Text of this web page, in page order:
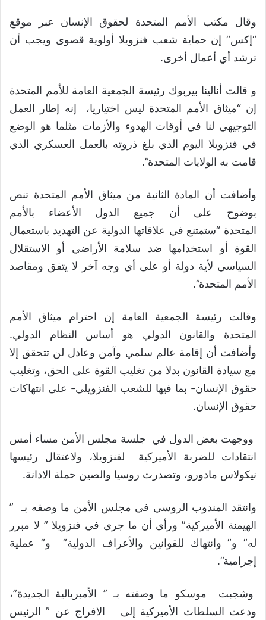
وقال مكتب الأمم المتحدة لحقوق الإنسان عبر موقع
“إكس” إن حماية شعب فنزويلا أولوية قصوى ويجب أن
ترشد أي أعمال أخرى.
و قالت أنالينا بيربوك رئيسة الجمعية العامة للأمم المتحدة
إن “ميثاق الأمم المتحدة ليس اختياريا، إنه إطار العمل
التوجيهي لنا في أوقات الهدوء والأزمات مثلما هو الوضع
في فنزويلا اليوم الذي بلغ ذروته بالعمل العسكري الذي
قامت به الولايات المتحدة”.
وأضافت أن المادة الثانية من ميثاق الأمم المتحدة تنص
بوضوح على أن جميع الدول الأعضاء بالأمم
المتحدة “ستمتنع في علاقاتها الدولية عن التهديد باستعمال
القوة أو استخدامها ضد سلامة الأراضي أو الاستقلال
السياسي لأية دولة أو على أي وجه آخر لا يتفق ومقاصد
الأمم المتحدة”.
وقالت رئيسة الجمعية العامة إن احترام ميثاق الأمم
المتحدة والقانون الدولي هو أساس النظام الدولي.
وأضافت أن إقامة عالم سلمي وآمن وعادل لن تتحقق إلا
مع سيادة القانون بدلا من تغليب القوة على الحق، وتغليب
حقوق الإنسان- بما فيها للشعب الفنزويلي- على انتهاكات
حقوق الإنسان.
ووجهت بعض الدول في جلسة مجلس الأمن مساء أمس
انتقادات للضربة الأميركية لفنزويلا، ولاعتقال رئيسها
نيكولاس مادورو، وتصدرت روسيا والصين حملة الادانة.
وانتقد المندوب الروسي في مجلس الأمن ما وصفه بـ ”
الهيمنة الأميركية” ورأى أن ما جرى في فنزويلا ” لا مبرر
له” و” وانتهاك للقوانين والأعراف الدولية” و” عملية
إجرامية”.
وشجبت موسكو ما وصفته بـ ” الأمبريالية الجديدة”،
ودعت السلطات الأميركية إلى الافراج عن ” الرئيس